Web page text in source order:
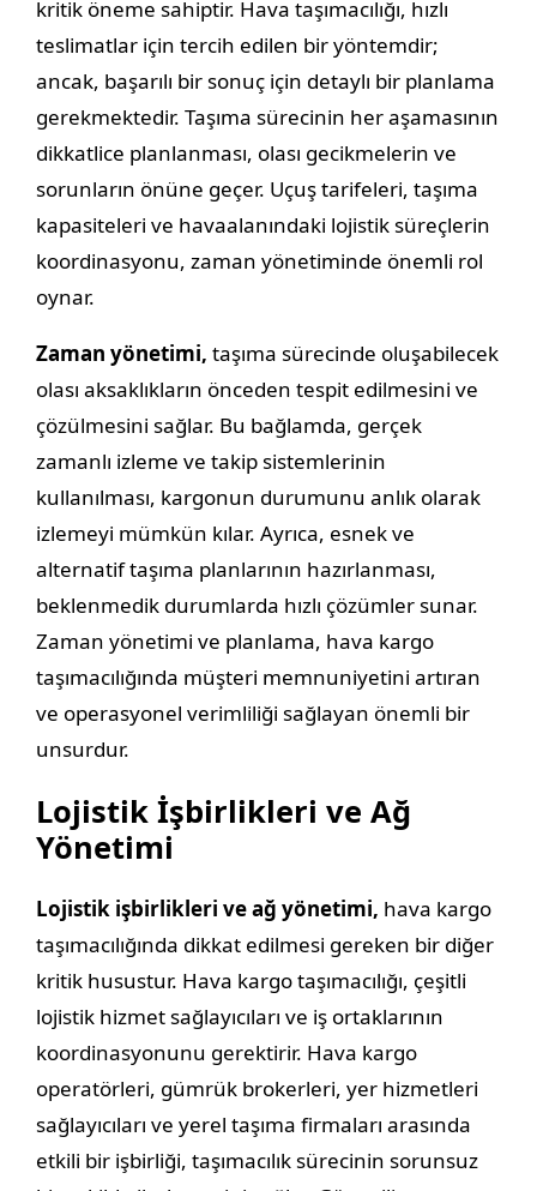
kritik öneme sahiptir. Hava taşımacılığı, hızlı
teslimatlar için tercih edilen bir yöntemdir;
ancak, başarılı bir sonuç için detaylı bir planlama
gerekmektedir. Taşıma sürecinin her aşamasının
dikkatlice planlanması, olası gecikmelerin ve
sorunların önüne geçer. Uçuş tarifeleri, taşıma
kapasiteleri ve havaalanındaki lojistik süreçlerin
koordinasyonu, zaman yönetiminde önemli rol
oynar.
Zaman yönetimi, taşıma sürecinde oluşabilecek
olası aksaklıkların önceden tespit edilmesini ve
çözülmesini sağlar. Bu bağlamda, gerçek
zamanlı izleme ve takip sistemlerinin
kullanılması, kargonun durumunu anlık olarak
izlemeyi mümkün kılar. Ayrıca, esnek ve
alternatif taşıma planlarının hazırlanması,
beklenmedik durumlarda hızlı çözümler sunar.
Zaman yönetimi ve planlama, hava kargo
taşımacılığında müşteri memnuniyetini artıran
ve operasyonel verimliliği sağlayan önemli bir
unsurdur.
Lojistik İşbirlikleri ve Ağ
Yönetimi
Lojistik işbirlikleri ve ağ yönetimi, hava kargo
taşımacılığında dikkat edilmesi gereken bir diğer
kritik husustur. Hava kargo taşımacılığı, çeşitli
lojistik hizmet sağlayıcıları ve iş ortaklarının
koordinasyonunu gerektirir. Hava kargo
operatörleri, gümrük brokerleri, yer hizmetleri
sağlayıcıları ve yerel taşıma firmaları arasında
etkili bir işbirliği, taşımacılık sürecinin sorunsuz